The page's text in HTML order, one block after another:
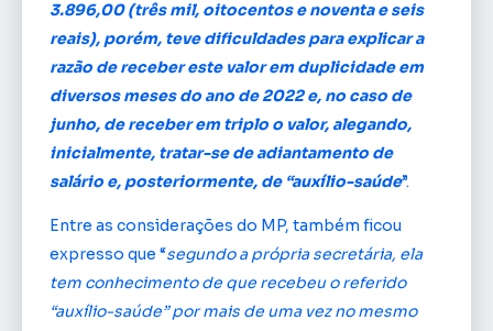
3.896,00 (três mil, oitocentos e noventa e seis
reais), porém, teve dificuldades para explicar a
razão de receber este valor em duplicidade em
diversos meses do ano de 2022 e, no caso de
junho, de receber em triplo o valor, alegando,
inicialmente, tratar-se de adiantamento de
salário e, posteriormente, de “auxílio-saúde”.
Entre as considerações do MP, também ficou
expresso que “segundo a própria secretária, ela
tem conhecimento de que recebeu o referido
“auxílio-saúde” por mais de uma vez no mesmo